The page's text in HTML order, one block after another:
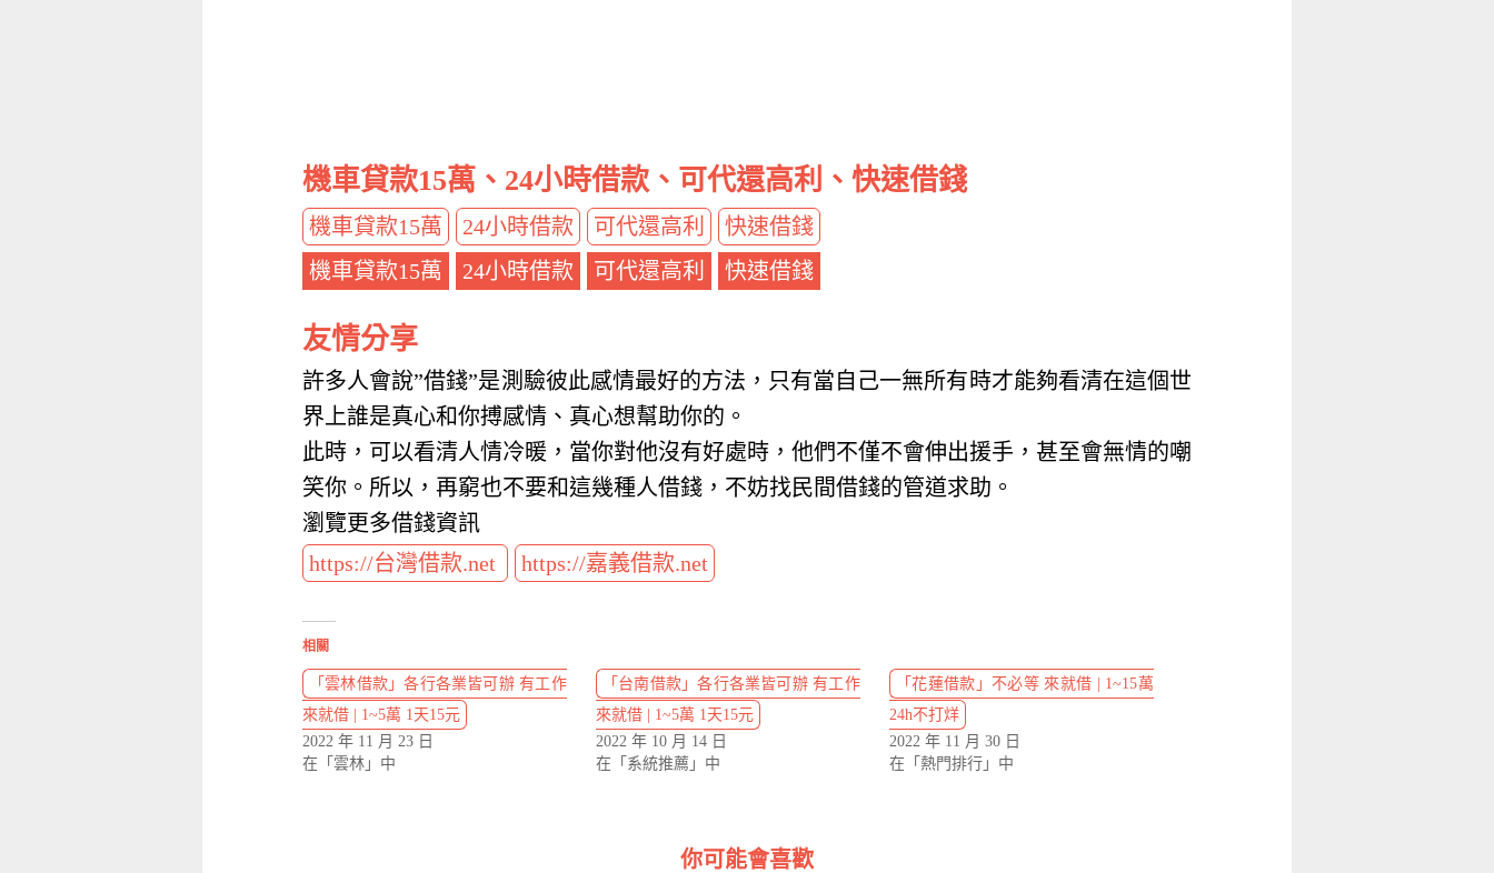
機車貸款15萬、24小時借款、可代還高利、快速借錢
機車貸款15萬 24小時借款 可代還高利
快速借錢
機車貸款15萬
24小時借款 可代還高利 快速借錢
友情分享
許多人會說”借錢”是測驗彼此感情最好的方法，只有當自己一無所有時才能夠看清在這個世
界上誰是真心和你搏感情、真心想幫助你的。
此時，可以看清人情冷暖，當你對他沒有好處時，他們不僅不會伸出援手，甚至會無情的嘲
笑你。所以，再窮也不要和這幾種人借錢，不妨找民間借錢的管道求助。
瀏覽更多借錢資訊
https://台灣借款.net
https://嘉義借款.net
相關
「雲林借款」各行各業皆可辦 有工作
來就借 | 1~5萬 1天15元
2022 年 11 月 23 日
在「雲林」中
「台南借款」各行各業皆可辦 有工作
來就借 | 1~5萬 1天15元
2022 年 10 月 14 日
在「系統推薦」中
「花蓮借款」不必等 來就借 | 1~15萬
24h不打烊
2022 年 11 月 30 日
在「熱門排行」中
你可能會喜歡